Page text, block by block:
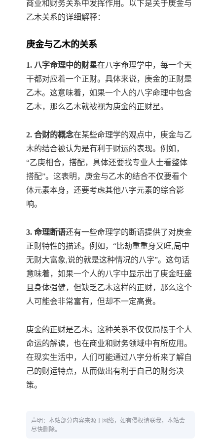
商业和财务关系中发挥作用。以下是关于庚金与
乙木关系的详细解释：
庚金与乙木的关系
1. 八字命理中的财星在八字命理学中，每一个天
干都对应着一个正财。具体来说，庚金的正财是
乙木。这意味着，如果一个人的八字命理中包含
乙木，那么乙木就被视为庚金的正财星。
2. 合财的概念在某些命理学的观点中，庚金与乙
木的结合被认为是有利于财运的表现。例如，
“乙庚相合，搭配，具体还要找专业人士看整体
搭配”。这表明，庚金与乙木的结合不仅要看个
体元素本身，还要考虑其他八字元素的综合影
响。
3. 命理断语还有一些命理学的断语提供了对庚金
正财特性的描述。例如，“比劫重重身又旺,局中
无财大富象,说的就是这种情况的八字”。这句话
意味着，如果一个人的八字中显示出了庚金旺盛
且身体强健，但缺乏乙木这样的正财，那么这个
人可能会非常富有，但却不一定高贵。
庚金的正财是乙木。这种关系不仅仅局限于个人
命运的解读，也在商业和财务领域中有所应用。
在现实生活中，人们可能通过八字分析来了解自
己的财运特点，从而做出有利于自己的财务决
策。
声明：本站部分内容来源于网络，如有侵权请联我，本站会
尽快删除。